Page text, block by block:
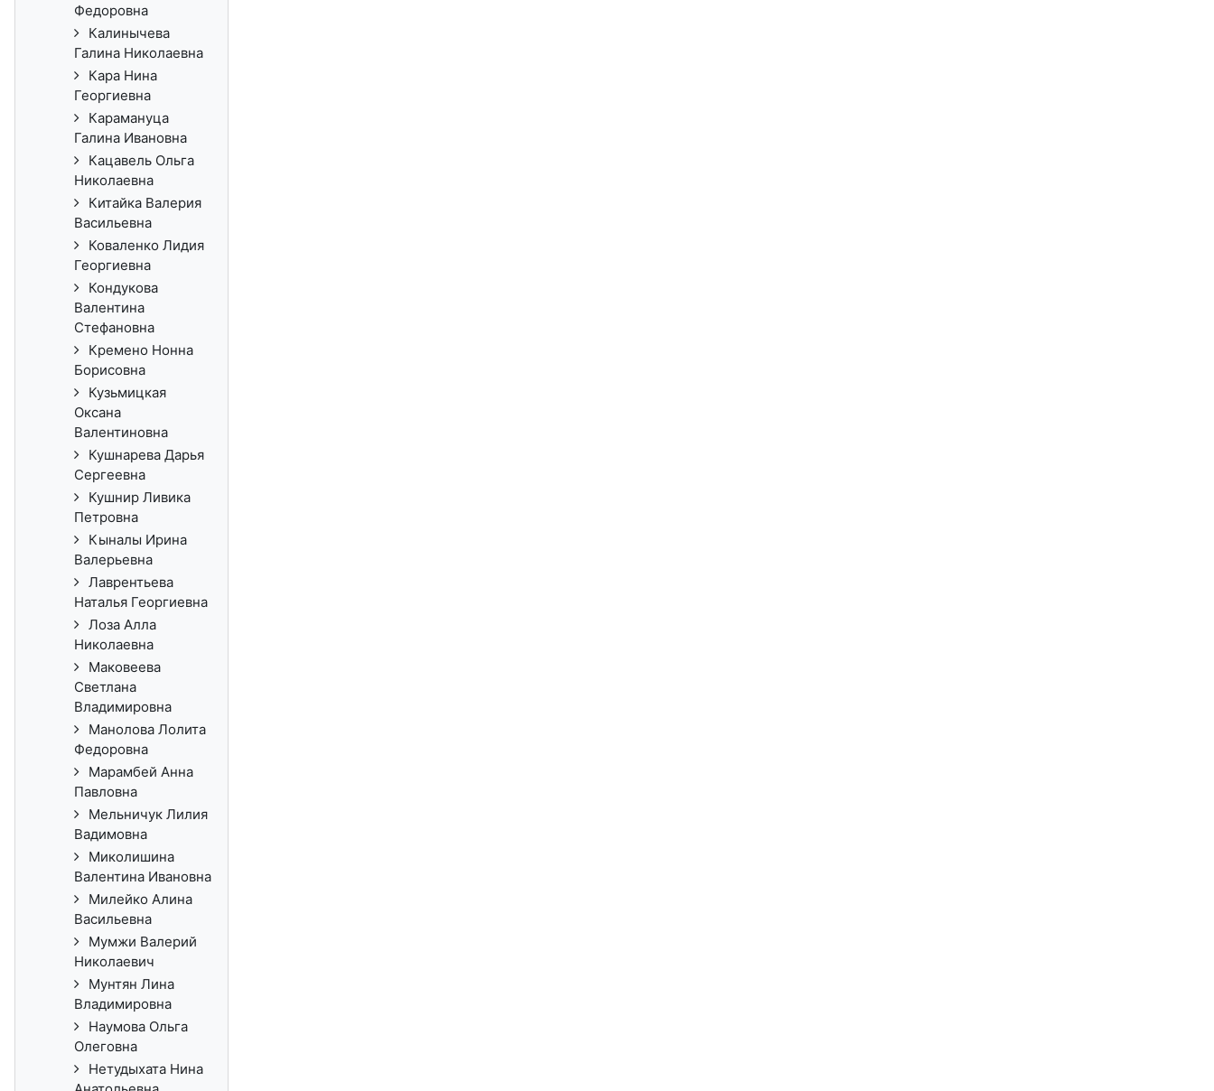
Федоровна
Калинычева
Галина Николаевна
Кара Нина
Георгиевна
Карамануца
Галина Ивановна
Кацавель Ольга
Николаевна
Китайка Валерия
Васильевна
Коваленко Лидия
Георгиевна
Кондукова
Валентина
Стефановна
Кремено Нонна
Борисовна
Кузьмицкая
Оксана
Валентиновна
Кушнарева Дарья
Сергеевна
Кушнир Ливика
Петровна
Кыналы Ирина
Валерьевна
Лаврентьева
Наталья Георгиевна
Лоза Алла
Николаевна
Маковеева
Светлана
Владимировна
Манолова Лолита
Федоровна
Марамбей Анна
Павловна
Мельничук Лилия
Вадимовна
Миколишина
Валентина Ивановна
Милейко Алина
Васильевна
Мумжи Валерий
Николаевич
Мунтян Лина
Владимировна
Наумова Ольга
Олеговна
Нетудыхата Нина